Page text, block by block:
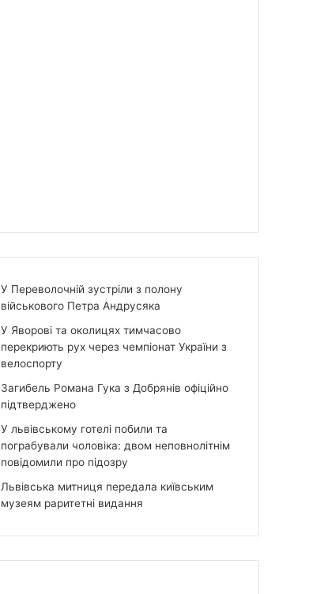
У Переволочній зустріли з полону
військового Петра Андрусяка
У Яворові та околицях тимчасово
перекриють рух через чемпіонат України з
велоспорту
Загибель Романа Гука з Добрянів офіційно
підтверджено
У львівському готелі побили та
пограбували чоловіка: двом неповнолітнім
повідомили про підозру
Львівська митниця передала київським
музеям раритетні видання